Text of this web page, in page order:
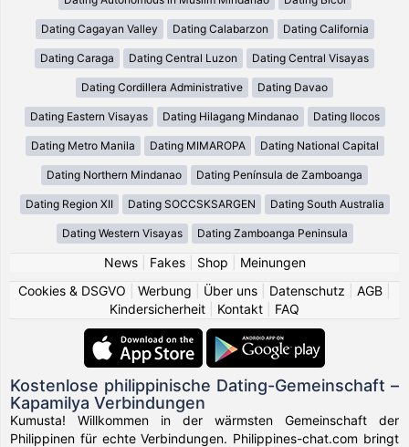
Dating Cagayan Valley Dating Calabarzon Dating California
Dating Caraga Dating Central Luzon Dating Central Visayas
Dating Cordillera Administrative Dating Davao
Dating Eastern Visayas Dating Hilagang Mindanao Dating Ilocos
Dating Metro Manila Dating MIMAROPA Dating National Capital
Dating Northern Mindanao Dating Península de Zamboanga
Dating Region XII Dating SOCCSKSARGEN Dating South Australia
Dating Western Visayas Dating Zamboanga Peninsula
News| Fakes| Shop
Meinungen
Cookies & DSGVO
Werbung Über uns Datenschutz AGB
Kindersicherheit
Kontakt FAQ
Kostenlose philippinische Dating-Gemeinschaft –
Kapamilya Verbindungen
Kumusta! Willkommen in der wärmsten Gemeinschaft der
Philippinen für echte Verbindungen. Philippines-chat.com bringt